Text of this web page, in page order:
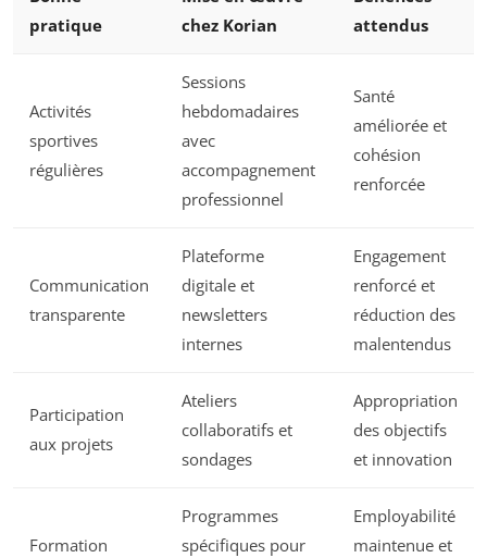
pratique
chez Korian
attendus
Activités
sportives
régulières
Sessions
hebdomadaires
avec
accompagnement
professionnel
Santé
améliorée et
cohésion
renforcée
Communication
transparente
Plateforme
digitale et
newsletters
internes
Engagement
renforcé et
réduction des
malentendus
Participation
aux projets
Ateliers
collaboratifs et
sondages
Appropriation
des objectifs
et innovation
Formation
Programmes
spécifiques pour
Employabilité
maintenue et